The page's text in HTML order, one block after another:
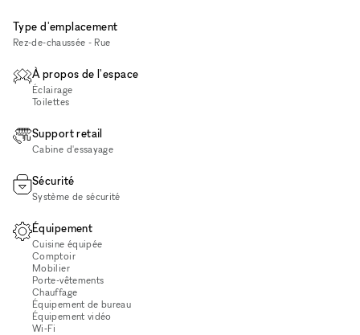
Type d'emplacement
Rez-de-chaussée - Rue
À propos de l'espace
Éclairage
Toilettes
Support retail
Cabine d'essayage
Sécurité
Système de sécurité
Équipement
Cuisine équipée
Comptoir
Mobilier
Porte-vêtements
Chauffage
Équipement de bureau
Équipement vidéo
Wi‑Fi